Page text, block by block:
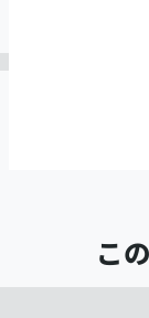
こ